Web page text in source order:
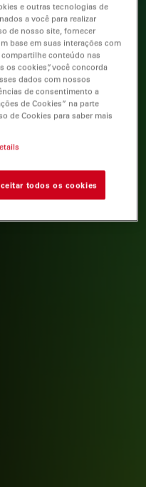
e outras tecnologias de
a você para realizar
de nosso site, fornecer
base em suas interações com
conteúdo nas
os cookies”, você concorda
dados com nossos
de consentimento a
de Cookies” na parte
de Cookies para saber mais
todos os cookies